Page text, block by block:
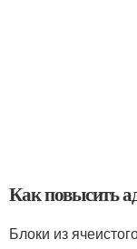
Как повысить
Блоки из